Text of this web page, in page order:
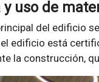
y uso de
del edificio
edificio está
la construcción,